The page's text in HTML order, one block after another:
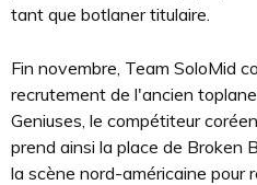
tant que botlaner titulaire.
Fin novembre, Team SoloMid
recrutement de l'ancien
Geniuses, le compétiteur
prend ainsi la place de Broken
la scène nord-américaine pour